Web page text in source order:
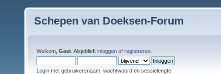
Schepen van Doeksen-Forum
Welkom, Gast . Alsjeblieft inloggen of registreren
Login met gebruikersnaam, wachtwoord en sessielengte